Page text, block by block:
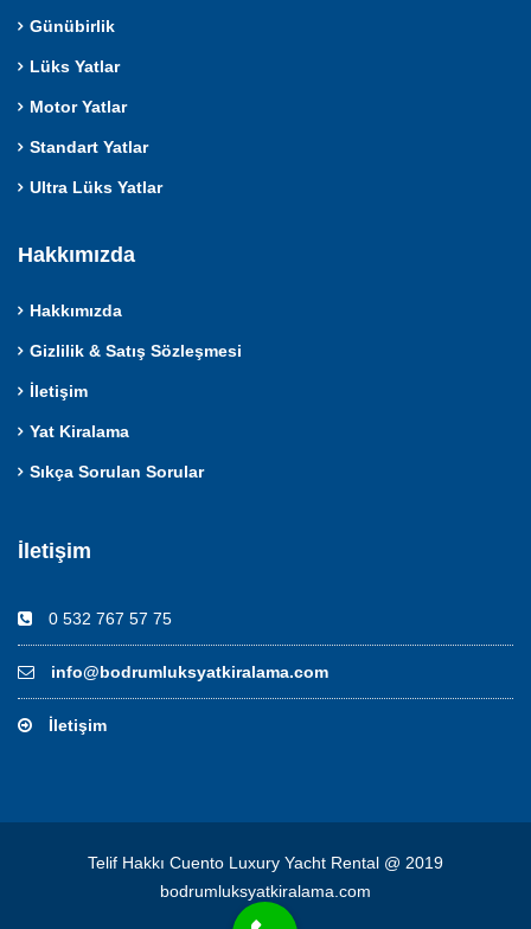
Günübirlik
Lüks Yatlar
Motor Yatlar
Standart Yatlar
Ultra Lüks Yatlar
Hakkımızda
Hakkımızda
Gizlilik & Satış Sözleşmesi
İletişim
Yat Kiralama
Sıkça Sorulan Sorular
İletişim
0 532 767 57 75
info@bodrumluksyatkiralama.com
İletişim
Telif Hakkı Cuento Luxury Yacht Rental @ 2019
bodrumluksyatkiralama.com